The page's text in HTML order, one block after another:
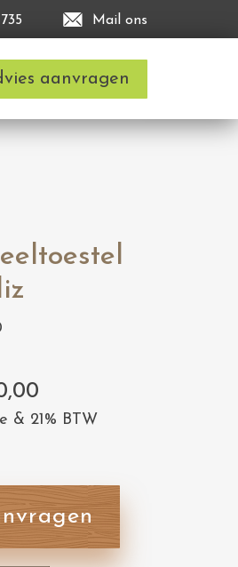
Mail ons
aanvragen
& 21% BTW